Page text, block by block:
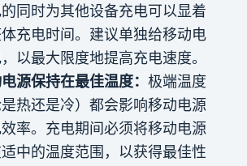
同时为其他设备充电可以显着
充电时间。建议单独给移动电
以最大限度地提高充电速度。
源保持在最佳温度： 极端温度
是热还是冷）都会影响移动电源
率。充电期间必须将移动电源
中的温度范围，以获得最佳性